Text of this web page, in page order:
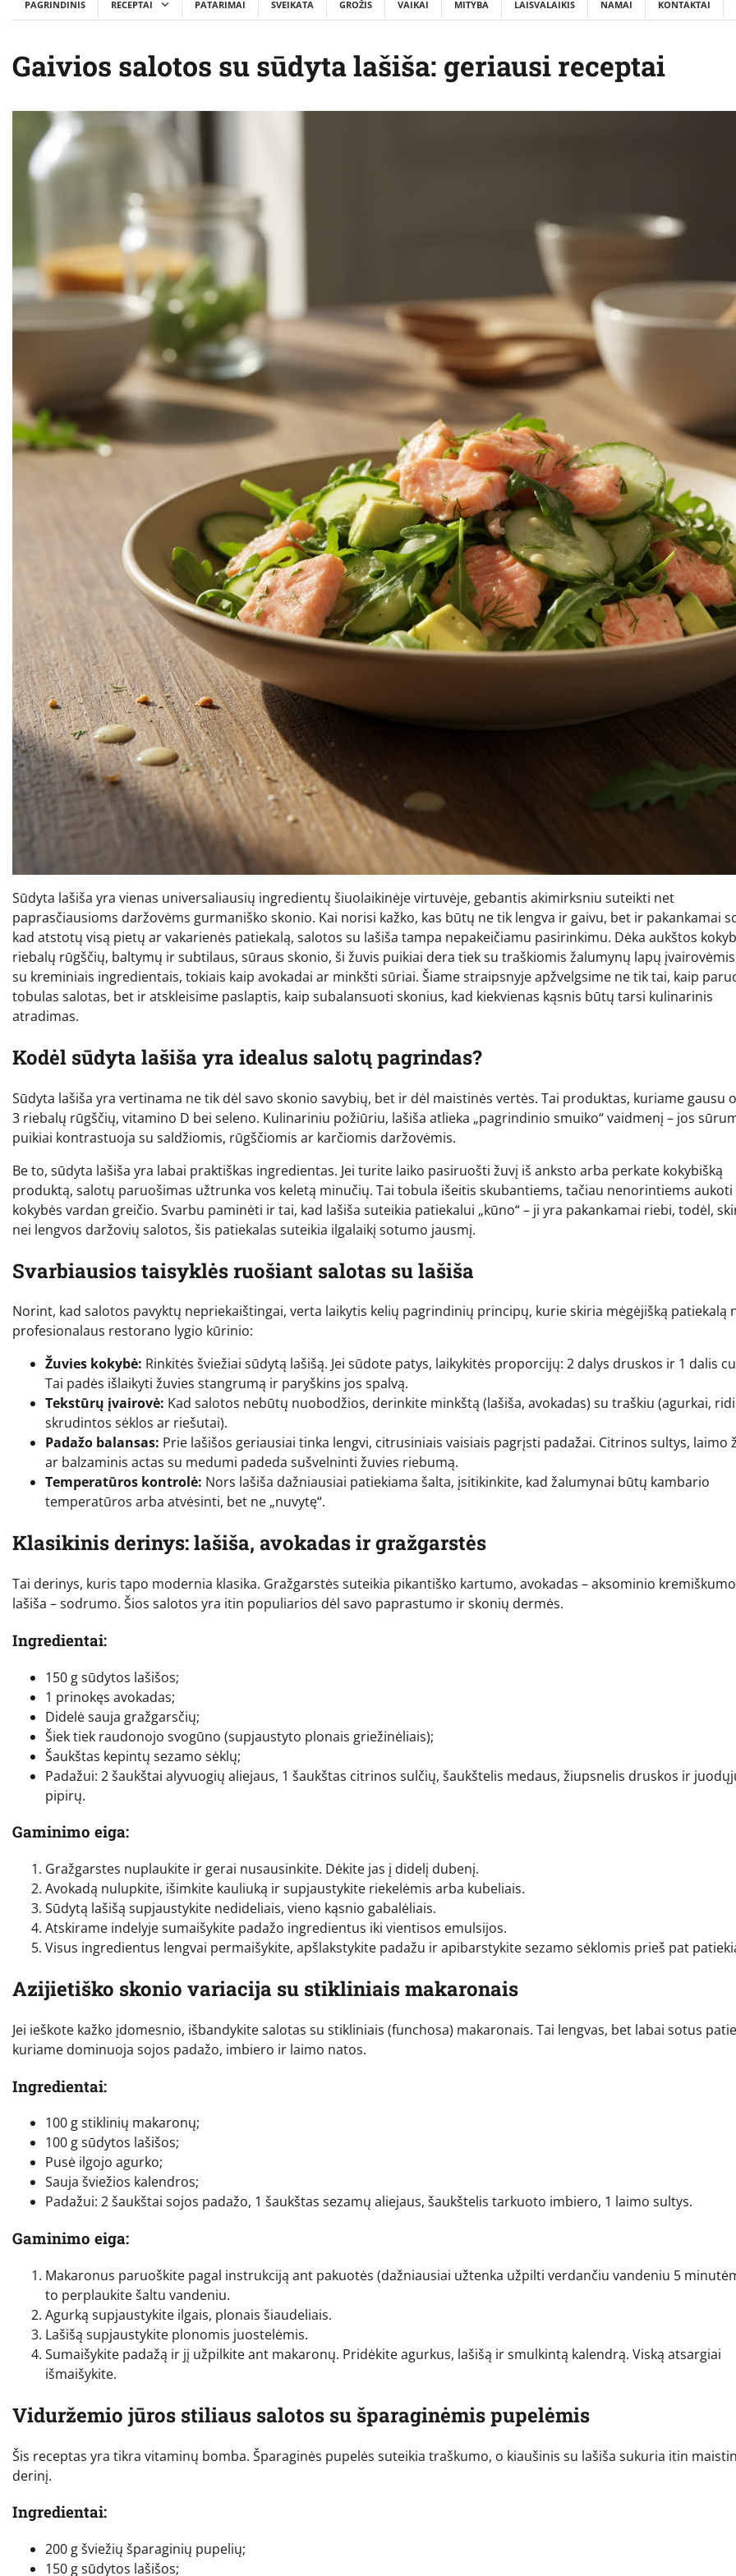
PAGRINDINIS RECEPTAI PATARIMAI SVEIKATA GROŽIS VAIKAI MITYBA LAISVALAIKIS NAMAI KONTAKTAI
Gaivios salotos su sūdyta lašiša: geriausi receptai
Sūdyta lašiša yra vienas universaliausių ingredientų šiuolaikinėje virtuvėje, gebantis akimirksniu suteikti net
paprasčiausioms daržovėms gurmaniško skonio. Kai norisi kažko, kas būtų ne tik lengva ir gaivu, bet ir pakankamai
kad atstotų visą pietų ar vakarienės patiekalą, salotos su lašiša tampa nepakeičiamu pasirinkimu. Dėka aukštos
riebalų rūgščių, baltymų ir subtilaus, sūraus skonio, ši žuvis puikiai dera tiek su traškiomis žalumynų lapų
su kreminiais ingredientais, tokiais kaip avokadai ar minkšti sūriai. Šiame straipsnyje apžvelgsime ne tik tai, kaip
tobulas salotas, bet ir atskleisime paslaptis, kaip subalansuoti skonius, kad kiekvienas kąsnis būtų tarsi kulinarinis
atradimas.
Kodėl sūdyta lašiša yra idealus salotų pagrindas?
Sūdyta lašiša yra vertinama ne tik dėl savo skonio savybių, bet ir dėl maistinės vertės. Tai produktas, kuriame gausu
3 riebalų rūgščių, vitamino D bei seleno. Kulinariniu požiūriu, lašiša atlieka „pagrindinio smuiko“ vaidmenį – jos
puikiai kontrastuoja su saldžiomis, rūgščiomis ar karčiomis daržovėmis.
Be to, sūdyta lašiša yra labai praktiškas ingredientas. Jei turite laiko pasiruošti žuvį iš anksto arba perkate kokybišką
produktą, salotų paruošimas užtrunka vos keletą minučių. Tai tobula išeitis skubantiems, tačiau nenorintiems aukoti
kokybės vardan greičio. Svarbu paminėti ir tai, kad lašiša suteikia patiekalui „kūno“ – ji yra pakankamai riebi, todėl,
nei lengvos daržovių salotos, šis patiekalas suteikia ilgalaikį sotumo jausmį.
Svarbiausios taisyklės ruošiant salotas su lašiša
Norint, kad salotos pavyktų nepriekaištingai, verta laikytis kelių pagrindinių principų, kurie skiria mėgėjišką patiekalą
profesionalaus restorano lygio kūrinio:
Žuvies kokybė: Rinkitės šviežiai sūdytą lašišą. Jei sūdote patys, laikykitės proporcijų: 2 dalys druskos ir 1 dalis
Tai padės išlaikyti žuvies stangrumą ir paryškins jos spalvą.
Tekstūrų įvairovė: Kad salotos nebūtų nuobodžios, derinkite minkštą (lašiša, avokadas) su traškiu (agurkai,
skrudintos sėklos ar riešutai).
Padažo balansas: Prie lašišos geriausiai tinka lengvi, citrusiniais vaisiais pagrįsti padažai. Citrinos sultys, laimo
ar balzaminis actas su medumi padeda sušvelninti žuvies riebumą.
Temperatūros kontrolė: Nors lašiša dažniausiai patiekiama šalta, įsitikinkite, kad žalumynai būtų kambario
temperatūros arba atvėsinti, bet ne „nuvytę“.
Klasikinis derinys: lašiša, avokadas ir gražgarstės
Tai derinys, kuris tapo modernia klasika. Gražgarstės suteikia pikantiško kartumo, avokadas – aksominio
lašiša – sodrumo. Šios salotos yra itin populiarios dėl savo paprastumo ir skonių dermės.
Ingredientai:
150 g sūdytos lašišos;
1 prinokęs avokadas;
Didelė sauja gražgarsčių;
Šiek tiek raudonojo svogūno (supjaustyto plonais griežinėliais);
Šaukštas kepintų sezamo sėklų;
Padažui: 2 šaukštai alyvuogių aliejaus, 1 šaukštas citrinos sulčių, šaukštelis medaus, žiupsnelis druskos ir
pipirų.
Gaminimo eiga:
Gražgarstes nuplaukite ir gerai nusausinkite. Dėkite jas į didelį dubenį.
Avokadą nulupkite, išimkite kauliuką ir supjaustykite riekelėmis arba kubeliais.
Sūdytą lašišą supjaustykite nedideliais, vieno kąsnio gabalėliais.
Atskirame indelyje sumaišykite padažo ingredientus iki vientisos emulsijos.
Visus ingredientus lengvai permaišykite, apšlakstykite padažu ir apibarstykite sezamo sėklomis prieš pat
Azijietiško skonio variacija su stikliniais makaronais
Jei ieškote kažko įdomesnio, išbandykite salotas su stikliniais (funchosa) makaronais. Tai lengvas, bet labai sotus
kuriame dominuoja sojos padažo, imbiero ir laimo natos.
Ingredientai:
100 g stiklinių makaronų;
100 g sūdytos lašišos;
Pusė ilgojo agurko;
Sauja šviežios kalendros;
Padažui: 2 šaukštai sojos padažo, 1 šaukštas sezamų aliejaus, šaukštelis tarkuoto imbiero, 1 laimo sultys.
Gaminimo eiga:
Makaronus paruoškite pagal instrukciją ant pakuotės (dažniausiai užtenka užpilti verdančiu vandeniu 5
to perplaukite šaltu vandeniu.
Agurką supjaustykite ilgais, plonais šiaudeliais.
Lašišą supjaustykite plonomis juostelėmis.
Sumaišykite padažą ir jį užpilkite ant makaronų. Pridėkite agurkus, lašišą ir smulkintą kalendrą. Viską atsargiai
išmaišykite.
Viduržemio jūros stiliaus salotos su šparaginėmis pupelėmis
Šis receptas yra tikra vitaminų bomba. Šparaginės pupelės suteikia traškumo, o kiaušinis su lašiša sukuria itin
derinį.
Ingredientai:
200 g šviežių šparaginių pupelių;
150 g sūdytos lašišos;